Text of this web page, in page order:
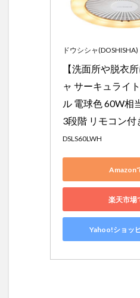
ドウシシャ(DOSHISHA)
【洗面所や脱衣
ャ サーキュライ
ル 電球色 60W相
3段階 リモコン付
DSLS60LWH
Amazon
楽天市場
Yahoo!ショッ